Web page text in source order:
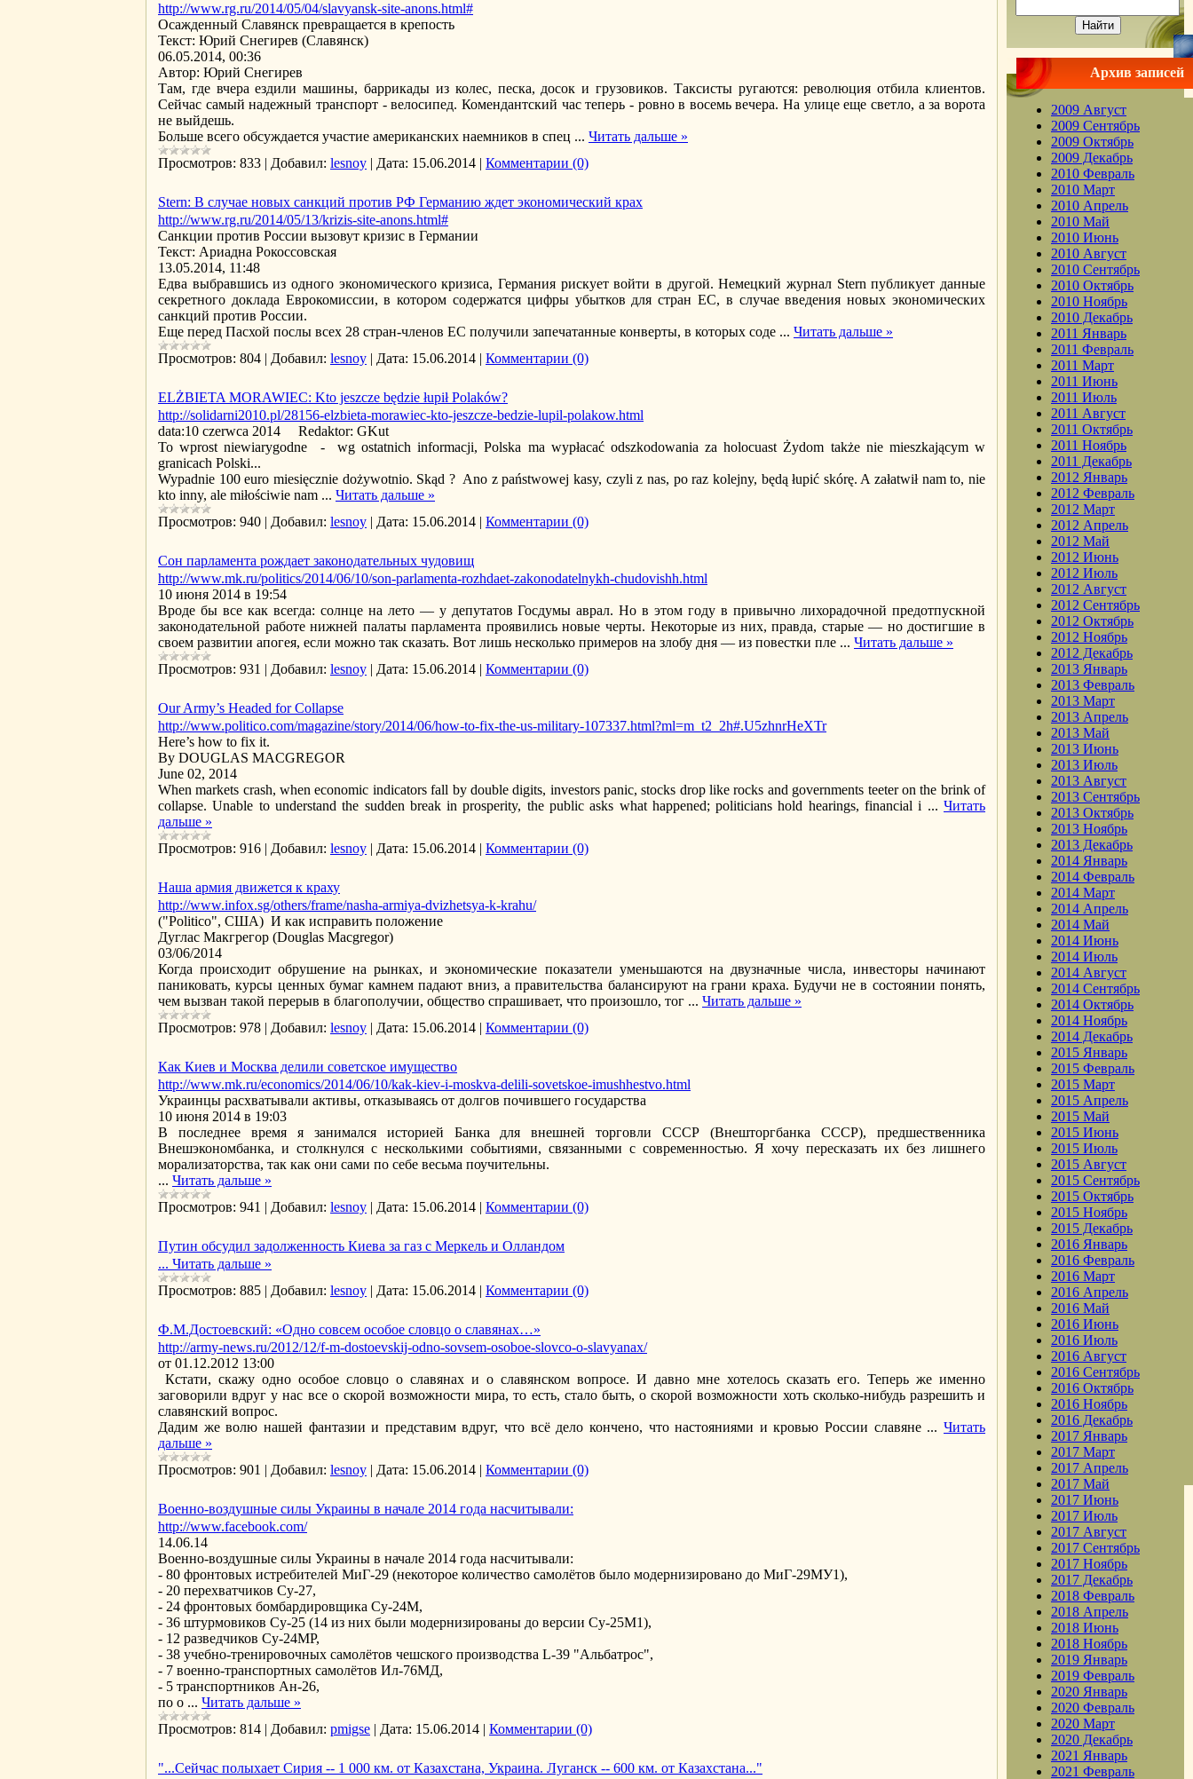
http://www.rg.ru/2014/05/04/slavyansk-site-anons.html#
Осажденный Славянск превращается в крепость
Текст: Юрий Снегирев (Славянск)
06.05.2014, 00:36
Автор: Юрий Снегирев
Там, где вчера ездили машины, баррикады из колес, песка, досок и грузовиков. Таксисты ругаются: революция отбила клиентов.
Сейчас самый надежный транспорт - велосипед. Комендантский час теперь - ровно в восемь вечера. На улице еще светло, а за ворота
не выйдешь.
Больше всего обсуждается участие американских наемников в спец ... Читать дальше »
Просмотров: 833 | Добавил: lesnoy | Дата: 15.06.2014 | Комментарии (0)
Stern: В случае новых санкций против РФ Германию ждет экономический крах
http://www.rg.ru/2014/05/13/krizis-site-anons.html#
Санкции против России вызовут кризис в Германии
Текст: Ариадна Рокоссовская
13.05.2014, 11:48
Едва выбравшись из одного экономического кризиса, Германия рискует войти в другой. Немецкий журнал Stern публикует данные
секретного доклада Еврокомиссии, в котором содержатся цифры убытков для стран ЕС, в случае введения новых экономических
санкций против России.
Еще перед Пасхой послы всех 28 стран-членов ЕС получили запечатанные конверты, в которых соде ... Читать дальше »
Просмотров: 804 | Добавил: lesnoy | Дата: 15.06.2014 | Комментарии (0)
ELŻBIETA MORAWIEC: Kto jeszcze będzie łupił Polaków?
http://solidarni2010.pl/28156-elzbieta-morawiec-kto-jeszcze-bedzie-lupil-polakow.html
data:10 czerwca 2014 Redaktor: GKut
To wprost niewiarygodne - wg ostatnich informacji, Polska ma wypłacać odszkodowania za holocuast Żydom także nie mieszkającym w
granicach Polski...
Wypadnie 100 euro miesięcznie dożywotnio. Skąd ? Ano z państwowej kasy, czyli z nas, po raz kolejny, będą łupić skórę. A załatwił nam to, nie
kto inny, ale miłościwie nam ... Читать дальше »
Просмотров: 940 | Добавил: lesnoy | Дата: 15.06.2014 | Комментарии (0)
Сон парламента рождает законодательных чудовищ
http://www.mk.ru/politics/2014/06/10/son-parlamenta-rozhdaet-zakonodatelnykh-chudovishh.html
10 июня 2014 в 19:54
Вроде бы все как всегда: солнце на лето — у депутатов Госдумы аврал. Но в этом году в привычно лихорадочной предотпускной
законодательной работе нижней палаты парламента проявились новые черты. Некоторые из них, правда, старые — но достигшие в
своем развитии апогея, если можно так сказать. Вот лишь несколько примеров на злобу дня — из повестки пле ... Читать дальше »
Просмотров: 931 | Добавил: lesnoy | Дата: 15.06.2014 | Комментарии (0)
Our Army’s Headed for Collapse
http://www.politico.com/magazine/story/2014/06/how-to-fix-the-us-military-107337.html?ml=m_t2_2h#.U5zhnrHeXTr
Here’s how to fix it.
By DOUGLAS MACGREGOR
June 02, 2014
When markets crash, when economic indicators fall by double digits, investors panic, stocks drop like rocks and governments teeter on the brink of
collapse. Unable to understand the sudden break in prosperity, the public asks what happened; politicians hold hearings, financial i ...Читать
дальше »
Просмотров: 916 | Добавил: lesnoy | Дата: 15.06.2014 | Комментарии (0)
Наша армия движется к краху
http://www.infox.sg/others/frame/nasha-armiya-dvizhetsya-k-krahu/
("Politico", США) И как исправить положение
Дуглас Макгрегор (Douglas Macgregor)
03/06/2014
Когда происходит обрушение на рынках, и экономические показатели уменьшаются на двузначные числа, инвесторы начинают
паниковать, курсы ценных бумаг камнем падают вниз, а правительства балансируют на грани краха. Будучи не в состоянии понять,
чем вызван такой перерыв в благополучии, общество спрашивает, что произошло, тог ... Читать дальше »
Просмотров: 978 | Добавил: lesnoy | Дата: 15.06.2014 | Комментарии (0)
Как Киев и Москва делили советское имущество
http://www.mk.ru/economics/2014/06/10/kak-kiev-i-moskva-delili-sovetskoe-imushhestvo.html
Украинцы расхватывали активы, отказываясь от долгов почившего государства
10 июня 2014 в 19:03
В последнее время я занимался историей Банка для внешней торговли СССР (Внешторгбанка СССР), предшественника
Внешэкономбанка, и столкнулся с несколькими событиями, связанными с современностью. Я хочу пересказать их без лишнего
морализаторства, так как они сами по себе весьма поучительны.
... Читать дальше »
Просмотров: 941 | Добавил: lesnoy | Дата: 15.06.2014 | Комментарии (0)
Путин обсудил задолженность Киева за газ с Меркель и Олландом
... Читать дальше »
Просмотров: 885 | Добавил: lesnoy | Дата: 15.06.2014 | Комментарии (0)
Ф.М.Достоевский: «Одно совсем особое словцо о славянах…»
http://army-news.ru/2012/12/f-m-dostoevskij-odno-sovsem-osoboe-slovco-o-slavyanax/
от 01.12.2012 13:00
Кстати, скажу одно особое словцо о славянах и о славянском вопросе. И давно мне хотелось сказать его. Теперь же именно
заговорили вдруг у нас все о скорой возможности мира, то есть, стало быть, о скорой возможности хоть сколько-нибудь разрешить и
славянский вопрос.
Дадим же волю нашей фантазии и представим вдруг, что всё дело кончено, что настояниями и кровью России славяне ...Читать
дальше »
Просмотров: 901 | Добавил: lesnoy | Дата: 15.06.2014 | Комментарии (0)
Военно-воздушные силы Украины в начале 2014 года насчитывали:
http://www.facebook.com/
14.06.14
Военно-воздушные силы Украины в начале 2014 года насчитывали:
- 80 фронтовых истребителей МиГ-29 (некоторое количество самолётов было модернизировано до МиГ-29МУ1),
- 20 перехватчиков Су-27,
- 24 фронтовых бомбардировщика Су-24М,
- 36 штурмовиков Су-25 (14 из них были модернизированы до версии Су-25М1),
- 12 разведчиков Су-24МР,
- 38 учебно-тренировочных самолётов чешского производства L-39 "Альбатрос",
- 7 военно-транспортных самолётов Ил-76МД,
- 5 транспортников Ан-26,
по о ... Читать дальше »
Просмотров: 814 | Добавил: pmigse | Дата: 15.06.2014 | Комментарии (0)
"...Сейчас полыхает Сирия -- 1 000 км. от Казахстана, Украина. Луганск -- 600 км. от Казахстана..."
Архив записей
2009 Август
2009 Сентябрь
2009 Октябрь
2009 Декабрь
2010 Февраль
2010 Март
2010 Апрель
2010 Май
2010 Июнь
2010 Август
2010 Сентябрь
2010 Октябрь
2010 Ноябрь
2010 Декабрь
2011 Январь
2011 Февраль
2011 Март
2011 Июнь
2011 Июль
2011 Август
2011 Октябрь
2011 Ноябрь
2011 Декабрь
2012 Январь
2012 Февраль
2012 Март
2012 Апрель
2012 Май
2012 Июнь
2012 Июль
2012 Август
2012 Сентябрь
2012 Октябрь
2012 Ноябрь
2012 Декабрь
2013 Январь
2013 Февраль
2013 Март
2013 Апрель
2013 Май
2013 Июнь
2013 Июль
2013 Август
2013 Сентябрь
2013 Октябрь
2013 Ноябрь
2013 Декабрь
2014 Январь
2014 Февраль
2014 Март
2014 Апрель
2014 Май
2014 Июнь
2014 Июль
2014 Август
2014 Сентябрь
2014 Октябрь
2014 Ноябрь
2014 Декабрь
2015 Январь
2015 Февраль
2015 Март
2015 Апрель
2015 Май
2015 Июнь
2015 Июль
2015 Август
2015 Сентябрь
2015 Октябрь
2015 Ноябрь
2015 Декабрь
2016 Январь
2016 Февраль
2016 Март
2016 Апрель
2016 Май
2016 Июнь
2016 Июль
2016 Август
2016 Сентябрь
2016 Октябрь
2016 Ноябрь
2016 Декабрь
2017 Январь
2017 Март
2017 Апрель
2017 Май
2017 Июнь
2017 Июль
2017 Август
2017 Сентябрь
2017 Ноябрь
2017 Декабрь
2018 Февраль
2018 Апрель
2018 Июнь
2018 Ноябрь
2019 Январь
2019 Февраль
2020 Январь
2020 Февраль
2020 Март
2020 Декабрь
2021 Январь
2021 Февраль